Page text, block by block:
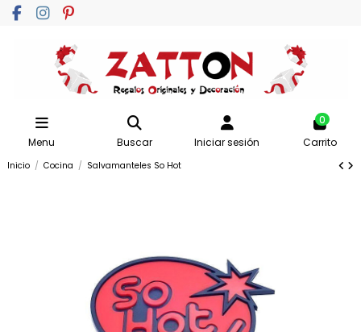
Menu Buscar Iniciar sesión
0
Carrito
Inicio Cocina Salvamanteles So Hot